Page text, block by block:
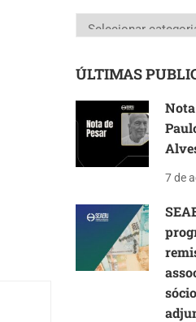
Categorias
ÚLTIMAS
7 de